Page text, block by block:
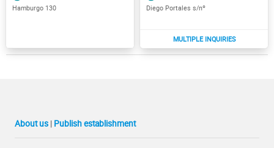
Hamburgo 130 Diego Portales s/nº
About us | Publish establishment